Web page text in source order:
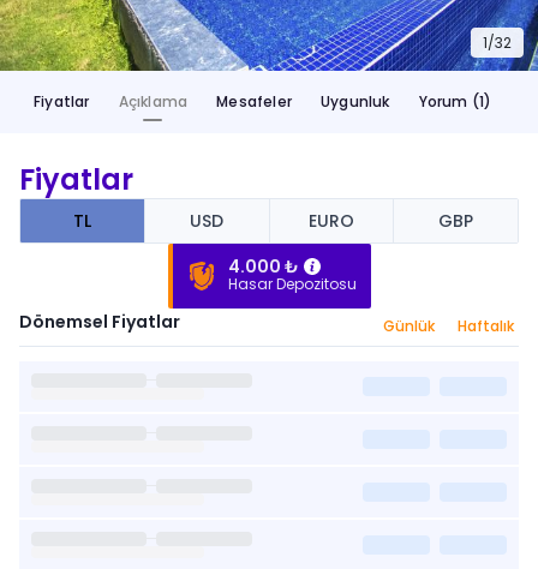
1/32
Fiyatlar Açıklama Mesafeler Uygunluk Yorum (1)
Fiyatlar
TL USD EURO
GBP
4.000 ₺
Hasar Depozitosu
Dönemsel Fiyatlar Günlük Haftalık